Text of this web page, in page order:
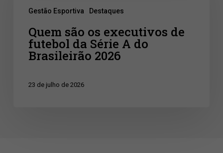
Gestão Esportiva Destaques
executivos
futebol
Quem são os executivos de
futebol da Série A do
Brasileirão 2026
23 de julho de 2026